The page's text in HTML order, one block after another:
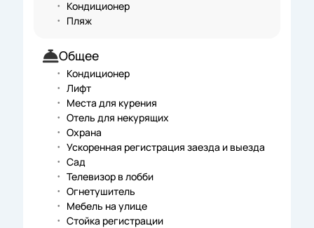
Кондиционер
Пляж
Общее
Кондиционер
Лифт
Места для курения
Отель для некурящих
Охрана
Ускоренная регистрация заезда и выезда
Сад
Телевизор в лобби
Огнетушитель
Мебель на улице
Стойка регистрации